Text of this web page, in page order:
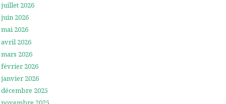
juillet 2026
juin 2026
mai 2026
avril 2026
mars 2026
février 2026
janvier 2026
décembre 2025